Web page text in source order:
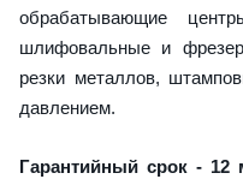
обрабатывающие
шлифовальные и
резки металлов,
давлением.
Гарантийный срок - 12